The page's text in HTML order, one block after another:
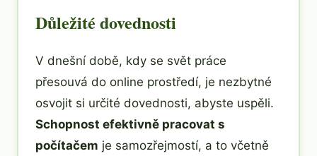
Důležité dovednosti
V dnešní době, kdy se svět práce
přesouvá do online prostředí, je nezbytné
osvojit si určité dovednosti, abyste uspěli.
Schopnost efektivně pracovat s
počítačem je samozřejmostí, a to včetně